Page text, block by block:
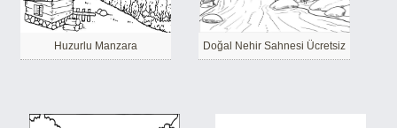
Huzurlu Manzara Doğal Nehir Sahnesi Ücretsiz